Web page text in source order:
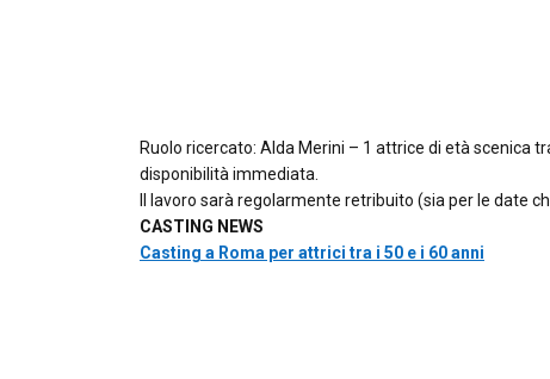
Ruolo ricercato: Alda Merini – 1 attrice di età scenica
disponibilità immediata.
Il lavoro sarà regolarmente retribuito (sia per le date
CASTING NEWS
Casting a Roma per attrici tra i 50 e i 60 anni